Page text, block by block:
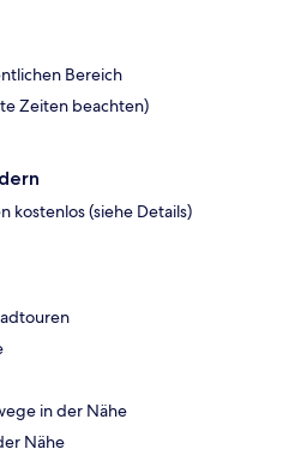
Bereich
Zeiten beachten)
kostenlos (siehe Details)
in der Nähe
Nähe